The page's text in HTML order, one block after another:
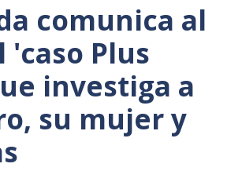
comunica al
'caso Plus
investiga a
su mujer y